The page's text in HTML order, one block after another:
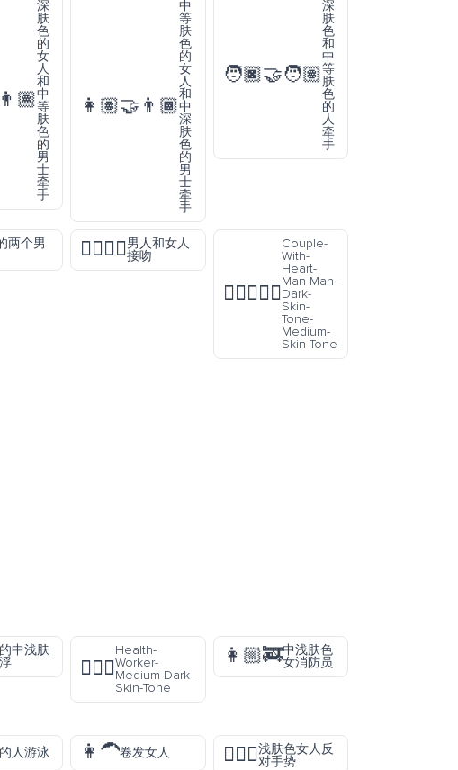
深
肤
色
的
女
人
和
中
等
肤
色
的
男
士
牵
手
👩🏽‍🤝‍👨🏾
中
等
肤
色
的
女
人
和
中
深
肤
色
的
男
士
牵
手
🧑🏿‍🤝‍🧑🏽
深
肤
色
和
中
等
肤
色
的
人
牵
手
两个男
👩‍❤️‍💋‍👨男人和女人
接吻
👨🏿‍❤️‍👨🏽
Couple-
With-
Heart-
Man-Man-
Dark-
Skin-
Tone-
Medium-
Skin-Tone
中浅肤
🧑🏾‍⚕️
Health-
Worker-
Medium-Dark-
Skin-Tone
👩🏼‍🚒中浅肤色
女消防员
人游泳 👩‍🦱卷发女人 🙅🏻‍♀️浅肤色女人反
对手势